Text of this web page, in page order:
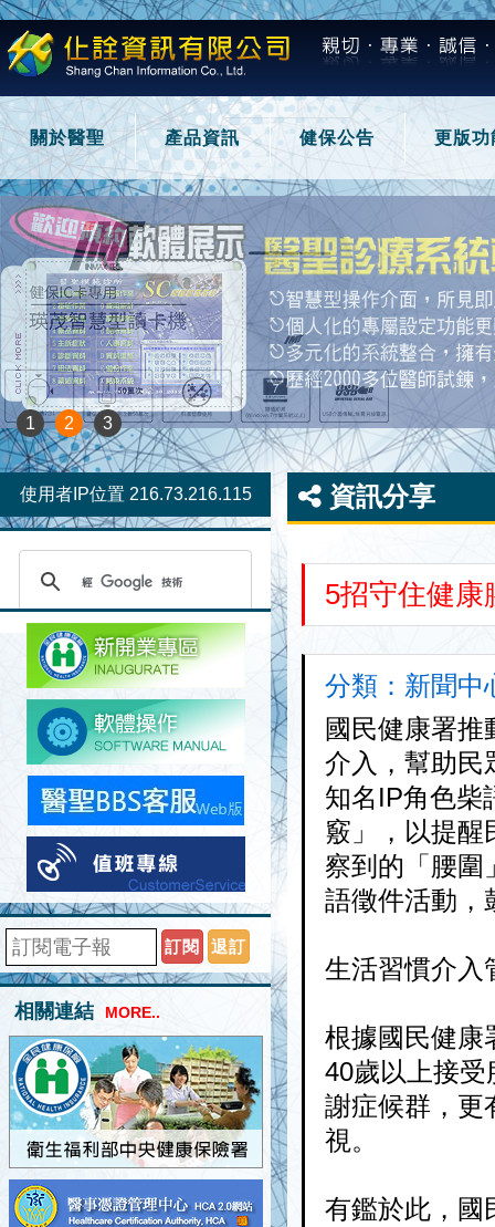
關於醫聖 產品資訊 健保公告 更版功
1 2 3
使用者IP位置 216.73.216.115
訂閱 退訂
相關連結 MORE..
資訊分享
5招守住健康
分類：新聞中
國民健康署
介入，幫助民
知名IP角色柴
竅」，以提醒
察到的「腰圍
語徵件活動，
生活習慣介入
根據國民健康
40歲以上接
謝症候群，更
視。
有鑑於此，國